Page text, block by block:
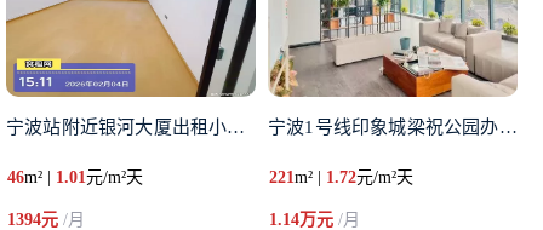
宁波站附近银河大厦出租小面积4
46m² | 1.01元/m²天
1394元 /月
宁波1号线印象城梁祝公园办公楼
221m² | 1.72元/m²天
1.14万元/月